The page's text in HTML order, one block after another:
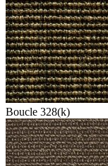
Boucle 328(k)